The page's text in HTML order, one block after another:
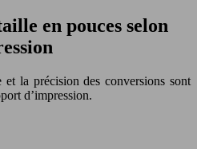
en pouces selon
la précision des conversions sont
d’impression.